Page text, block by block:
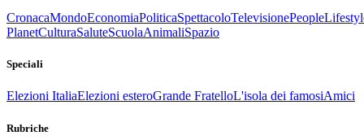
CronacaMondoEconomiaPoliticaSpettacoloTelevisionePeople
PlanetCulturaSaluteScuolaAnimaliSpazio
Speciali
Elezioni ItaliaElezioni esteroGrande FratelloL'isola dei famosiAmici
Rubriche